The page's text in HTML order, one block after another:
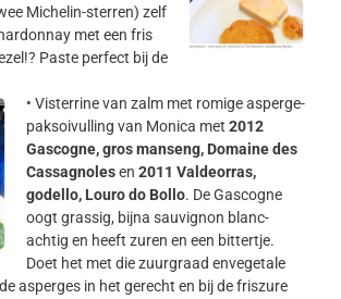
Michelin-sterren) zelf
met een fris
Paste perfect bij de
• Visterrine van zalm met romige asperge-
paksoivulling van Monica met 2012
Gascogne, gros manseng, Domaine des
Cassagnolesen 2011 Valdeorras,
godello, Louro do Bollo. De Gascogne
oogt grassig, bijna sauvignon blanc-
achtig en heeft zuren en een bittertje.
Doet het met die zuurgraad envegetale
asperges in het gerecht en bij de friszure